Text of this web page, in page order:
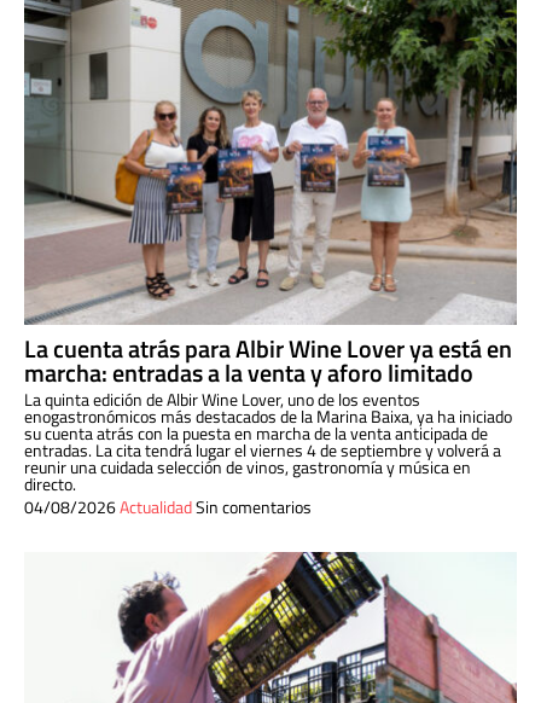
La cuenta atrás para Albir Wine Lover ya está en
marcha: entradas a la venta y aforo limitado
La quinta edición de Albir Wine Lover, uno de los eventos
enogastronómicos más destacados de la Marina Baixa, ya ha iniciado
su cuenta atrás con la puesta en marcha de la venta anticipada de
entradas. La cita tendrá lugar el viernes 4 de septiembre y volverá a
reunir una cuidada selección de vinos, gastronomía y música en
directo.
04/08/2026ActualidadSin comentarios